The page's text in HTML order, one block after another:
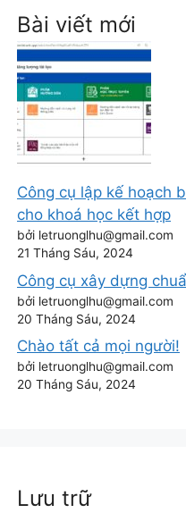
Bài viết mới
Công cụ lập kế hoạch
cho khoá học kết hợp
bởi letruonglhu@gmail.com
21 Tháng Sáu, 2024
Công cụ xây dựng
bởi letruonglhu@gmail.com
20 Tháng Sáu, 2024
Chào tất cả mọi người!
bởi letruonglhu@gmail.com
20 Tháng Sáu, 2024
Lưu trữ